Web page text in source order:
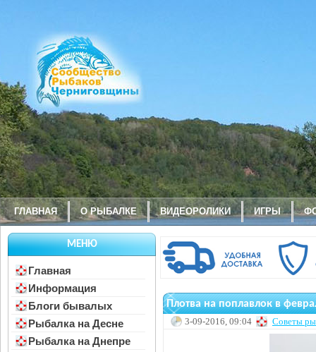
ГЛАВНАЯ О РЫБАЛКЕ ВИДЕОРОЛИКИ ИГРЫ
МЕНЮ
Главная
Информация
Блоги бывалых
Рыбалка на Десне
Рыбалка на Днепре
Плотва на поплавлок в
3-09-2016, 09:04 Советы